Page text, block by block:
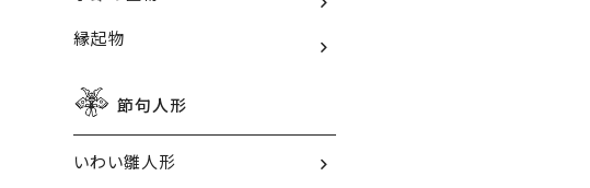
縁起物
節句人形
いわい雛人形